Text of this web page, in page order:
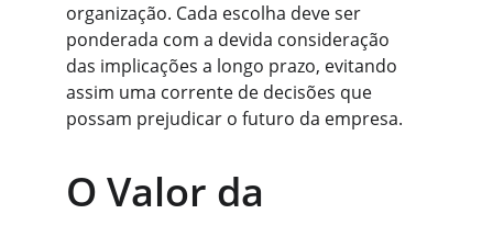
organização. Cada escolha deve ser
ponderada com a devida consideração
das implicações a longo prazo, evitando
assim uma corrente de decisões que
possam prejudicar o futuro da empresa.
O Valor da